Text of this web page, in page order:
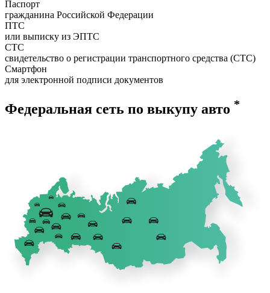
Паспорт
гражданина Российской Федерации
ПТС
или выписку из ЭПТС
СТС
свидетельство о регистрации транспортного средства (СТС)
Смартфон
для электронной подписи документов
Федеральная сеть по выкупу авто *